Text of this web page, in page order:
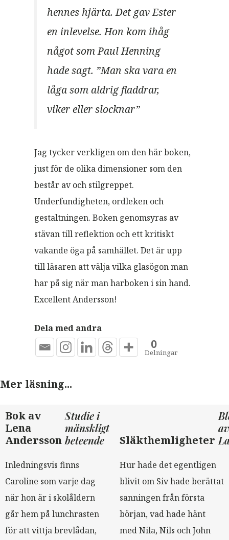
hennes hjärta. Det gav Ester
en inlevelse. Hon kom ihåg
något som Paul Henning
hade sagt. ”Man ska vara en
låga som aldrig fladdrar,
viker eller slocknar”
Jag tycker verkligen om den här boken,
just för de olika dimensioner som den
består av och stilgreppet.
Underfundigheten, ordleken och
gestaltningen. Boken genomsyras av
stävan till reflektion och ett kritiskt
vakande öga på samhället. Det är upp
till läsaren att välja vilka glasögon man
har på sig när man harboken i sin hand.
Excellent Andersson!
Dela med andra
0
Delningar
Mer läsning...
Bok av
Lena
Andersson
Studie i
mänskligt
beteende
Inledningsvis finns
Caroline som varje dag
när hon är i skolåldern
går hem på lunchrasten
för att vittja brevlådan,
Släkthemligheter
Hur hade det egentligen
blivit om Siv hade berättat
sanningen från första
början, vad hade hänt
med Nila, Nils och John